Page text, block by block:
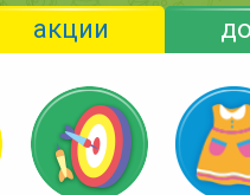
акции